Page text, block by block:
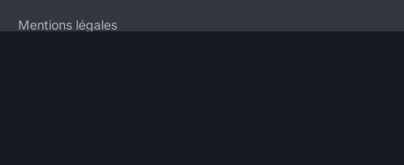
Mentions légales